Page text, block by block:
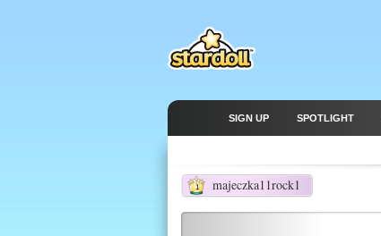
SIGN UP SPOTLIGHT
majeczka11rock1
1